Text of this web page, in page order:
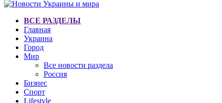
ВСЕ РАЗДЕЛЫ
Главная
Украина
Город
Мир
Все новости раздела
Россия
Бизнес
Спорт
Lifestyle